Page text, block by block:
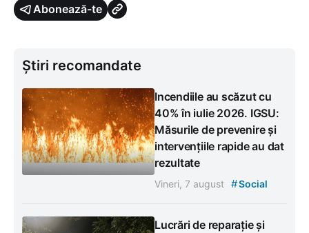
Abonează-te
Știri recomandate
Incendiile au scăzut cu
40% în iulie 2026. IGSU:
Măsurile de prevenire și
intervențiile rapide au dat
rezultate
Vineri, 7 august #Social
Lucrări de reparație și